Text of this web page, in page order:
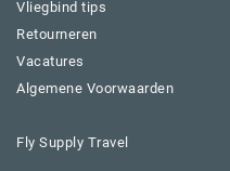
Vliegbind tips
Retourneren
Vacatures
Algemene Voorwaarden
Fly Supply Travel